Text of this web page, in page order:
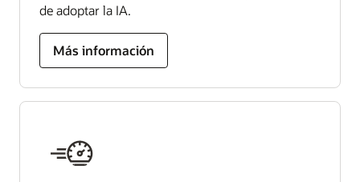
de adoptar la IA.
Más información